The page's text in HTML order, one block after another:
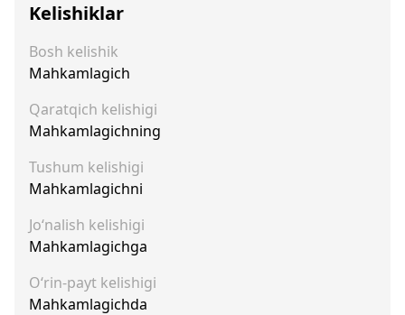
Kelishiklar
Bosh kelishik
Mahkamlagich
Qaratqich kelishigi
Mahkamlagichning
Tushum kelishigi
Mahkamlagichni
Jo‘nalish kelishigi
Mahkamlagichga
O‘rin-payt kelishigi
Mahkamlagichda